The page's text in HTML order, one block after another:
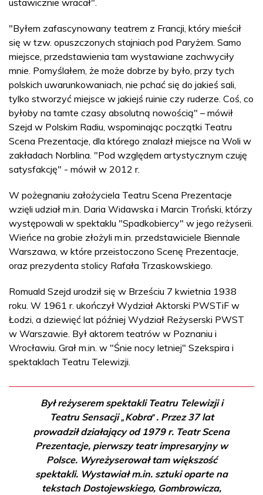
"Byłem zafascynowany teatrem z Francji, który mieścił
się w tzw. opuszczonych stajniach pod Paryżem. Samo
miejsce, przedstawienia tam wystawiane zachwyciły
mnie. Pomyślałem, że może dobrze by było, przy tych
polskich uwarunkowaniach, nie pchać się do jakieś sali,
tylko stworzyć miejsce w jakiejś ruinie czy ruderze. Coś, co
byłoby na tamte czasy absolutną nowością" – mówił
Szejd w Polskim Radiu, wspominając początki Teatru
Scena Prezentacje, dla którego znalazł miejsce na Woli w
zakładach Norblina. "Pod względem artystycznym czuję
satysfakcję" - mówił w 2012 r.
W pożegnaniu założyciela Teatru Scena Prezentacje
wzięli udział m.in. Daria Widawska i Marcin Troński, którzy
występowali w spektaklu "Spadkobiercy" w jego reżyserii.
Wieńce na grobie złożyli m.in. przedstawiciele Biennale
Warszawa, w które przeistoczono Scenę Prezentacje,
oraz prezydenta stolicy Rafała Trzaskowskiego.
Romuald Szejd urodził się w Brześciu 7 kwietnia 1938
roku. W 1961 r. ukończył Wydział Aktorski PWSTiF w
Łodzi, a dziewięć lat później Wydział Reżyserski PWST
w Warszawie. Był aktorem teatrów w Poznaniu i
Wrocławiu. Grał m.in. w "Śnie nocy letniej" Szekspira i
spektaklach Teatru Telewizji.
Był reżyserem spektakli Teatru Telewizji i
Teatru Sensacji„ Kobra” . Przez 37 lat
prowadził działający od 1979 r. Teatr Scena
Prezentacje, pierwszy teatr impresaryjny w
Polsce. Wyreżyserował tam większość
spektakli. Wystawiał m.in. sztuki oparte na
tekstach Dostojewskiego, Gombrowicza,